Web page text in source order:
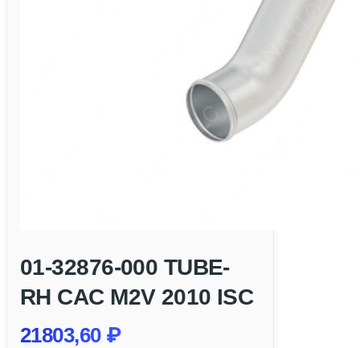
01-32876-000 TUBE-
RH CAC M2V 2010 ISC
21803,60 ₽